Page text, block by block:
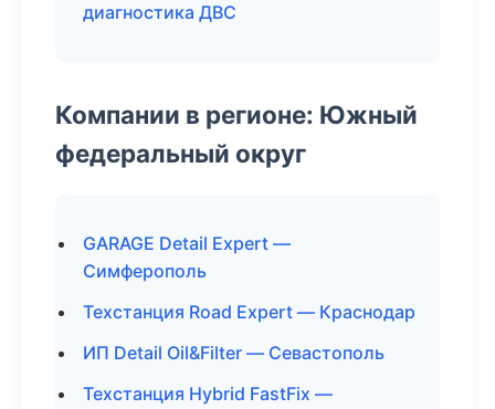
диагностика ДВС
Компании в регионе: Южный
федеральный округ
GARAGE Detail Expert —
Симферополь
Техстанция Road Expert — Краснодар
ИП Detail Oil&Filter — Севастополь
Техстанция Hybrid FastFix —